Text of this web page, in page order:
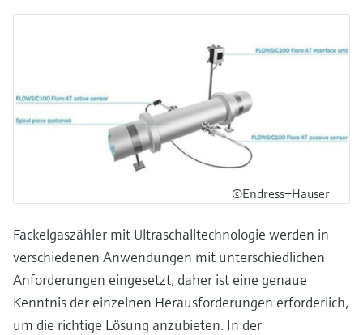
©Endress+Hauser
Fackelgaszähler mit Ultraschalltechnologie werden in
verschiedenen Anwendungen mit unterschiedlichen
Anforderungen eingesetzt, daher ist eine genaue
Kenntnis der einzelnen Herausforderungen erforderlich,
um die richtige Lösung anzubieten. In der